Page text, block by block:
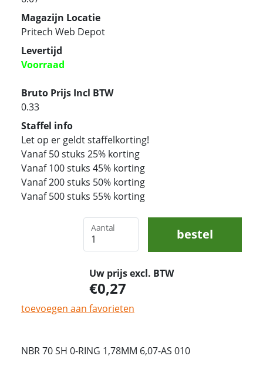
Magazijn Locatie
Pritech Web Depot
Levertijd
Voorraad
Bruto Prijs Incl BTW
0.33
Staffel info
Let op er geldt staffelkorting!
Vanaf 50 stuks 25% korting
Vanaf 100 stuks 45% korting
Vanaf 200 stuks 50% korting
Vanaf 500 stuks 55% korting
Aantal bestel
Uw prijs excl. BTW
0,27
toevoegen aan favorieten
NBR 70 SH 0-RING 1,78MM 6,07-AS 010